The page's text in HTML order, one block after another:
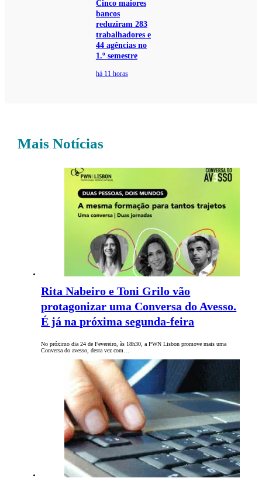
Cinco maiores
bancos
reduziram 283
trabalhadores e
44 agências no
1.º semestre
há 11 horas
Mais Notícias
Rita Nabeiro e Toni Grilo vão
protagonizar uma Conversa do Avesso.
É já na próxima segunda-feira
No próximo dia 24 de Fevereiro, às 18h30, a PWN Lisbon promove mais uma
Conversa do avesso, desta vez com…